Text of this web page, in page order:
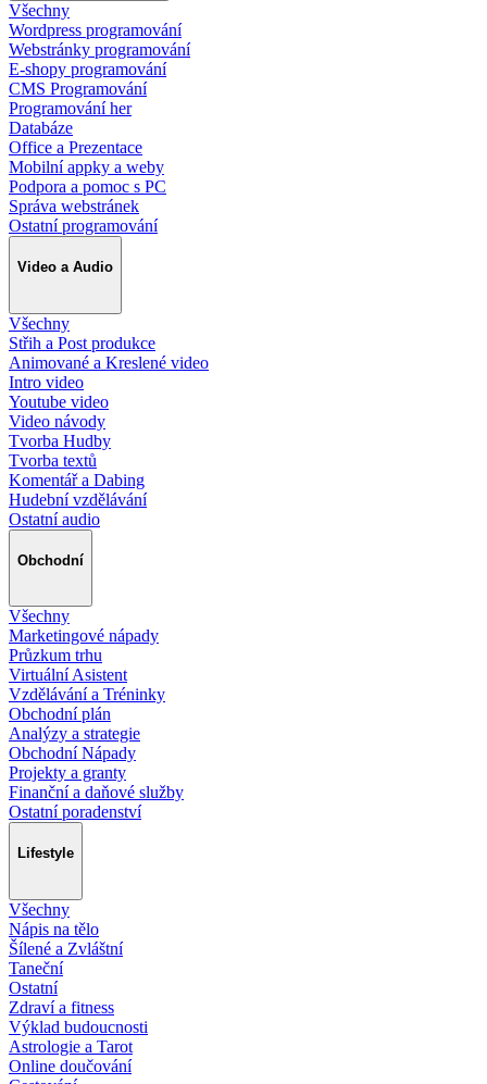
Všechny
Wordpress programování
Webstránky programování
E-shopy programování
CMS Programování
Programování her
Databáze
Office a Prezentace
Mobilní appky a weby
Podpora a pomoc s PC
Správa webstránek
Ostatní programování
Video a Audio
Všechny
Střih a Post produkce
Animované a Kreslené video
Intro video
Youtube video
Video návody
Tvorba Hudby
Tvorba textů
Komentář a Dabing
Hudební vzdělávání
Ostatní audio
Obchodní
Všechny
Marketingové nápady
Průzkum trhu
Virtuální Asistent
Vzdělávání a Tréninky
Obchodní plán
Analýzy a strategie
Obchodní Nápady
Projekty a granty
Finanční a daňové služby
Ostatní poradenství
Lifestyle
Všechny
Nápis na tělo
Šílené a Zvláštní
Taneční
Ostatní
Zdraví a fitness
Výklad budoucnosti
Astrologie a Tarot
Online doučování